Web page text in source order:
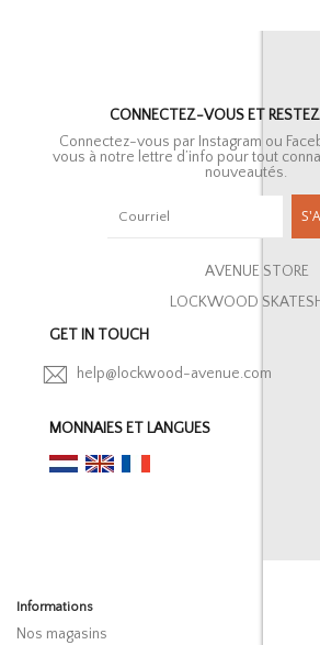
CONNECTEZ-VOUS ET RESTEZ
Connectez-vous par Instagram ou
vous à notre lettre d’info pour tout
nouveautés.
AVENUE STORE
LOCKWOOD
GET IN TOUCH
help@lockwood-avenue.com
MONNAIES ET LANGUES
Informations
Nos magasins